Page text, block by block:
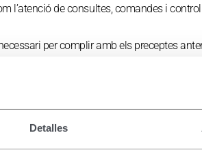
Detalles
l’atenció de consultes, comandes i
per complir amb els preceptes
legitimadora de la cessió és l’execució